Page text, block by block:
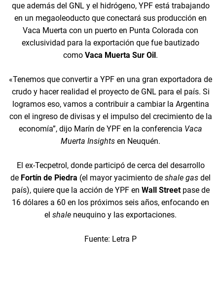
que además del GNL y el hidrógeno, YPF está trabajando
en un megaoleoducto que conectará sus producción en
Vaca Muerta con un puerto en Punta Colorada con
exclusividad para la exportación que fue bautizado
como Vaca Muerta Sur Oil.
«Tenemos que convertir a YPF en una gran exportadora de
crudo y hacer realidad el proyecto de GNL para el país. Si
logramos eso, vamos a contribuir a cambiar la Argentina
con el ingreso de divisas y el impulso del crecimiento de la
economía”, dijo Marín de YPF en la conferencia Vaca
Muerta Insights en Neuquén.
El ex-Tecpetrol, donde participó de cerca del desarrollo
de Fortín de Piedra (el mayor yacimiento de shale gas del
país), quiere que la acción de YPF en Wall Street pase de
16 dólares a 60 en los próximos seis años, enfocando en
el shale neuquino y las exportaciones.
Fuente: Letra P